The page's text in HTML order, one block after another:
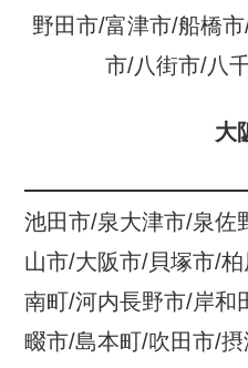
野田市/富津市/船橋
市/八街市/八
大
池田市/泉大津市/泉佐
山市/大阪市/貝塚市/
南町/河内長野市/岸和
畷市/島本町/吹田市/